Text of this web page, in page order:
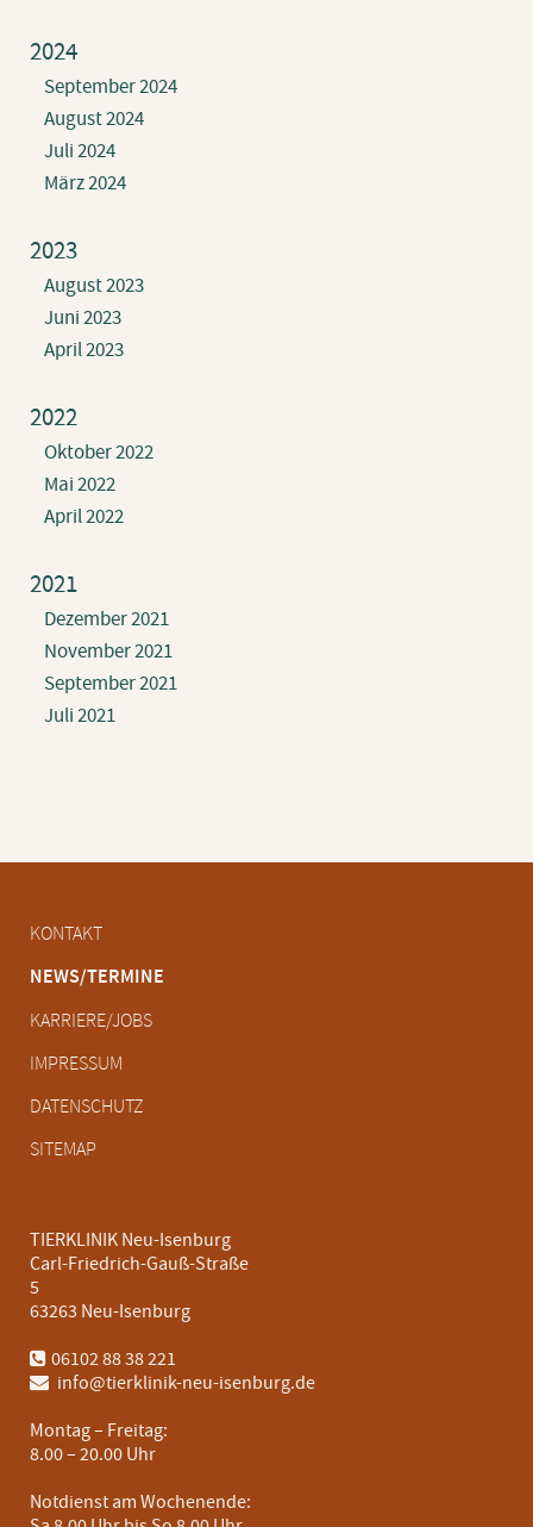
2024
September 2024
August 2024
Juli 2024
März 2024
2023
August 2023
Juni 2023
April 2023
2022
Oktober 2022
Mai 2022
April 2022
2021
Dezember 2021
November 2021
September 2021
Juli 2021
Navigation
KONTAKT
NEWS/TERMINE
KARRIERE/JOBS
IMPRESSUM
DATENSCHUTZ
SITEMAP
TIERKLINIK Neu-Isenburg
Carl-Friedrich-Gauß-Straße
5
63263 Neu-Isenburg
06102 88 38 221
info@tierklinik-neu-isenburg.de
Montag – Freitag:
8.00 – 20.00 Uhr
Notdienst am Wochenende: